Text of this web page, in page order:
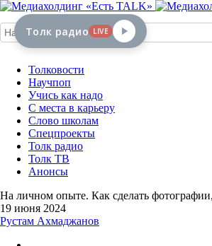
Толковости
Научпоп
Учись как надо
С места в карьеру
Слово школам
Спецпроекты
Толк радио
Толк ТВ
Анонсы
На личном опыте. Как сделать
19 июня 2024
Рустам Ахмаджанов
Толк радио LIVE